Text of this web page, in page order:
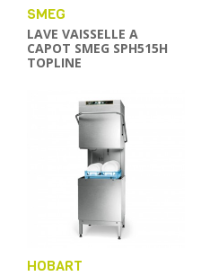
SMEG
LAVE VAISSELLE A
CAPOT SMEG SPH515H
TOPLINE
HOBART